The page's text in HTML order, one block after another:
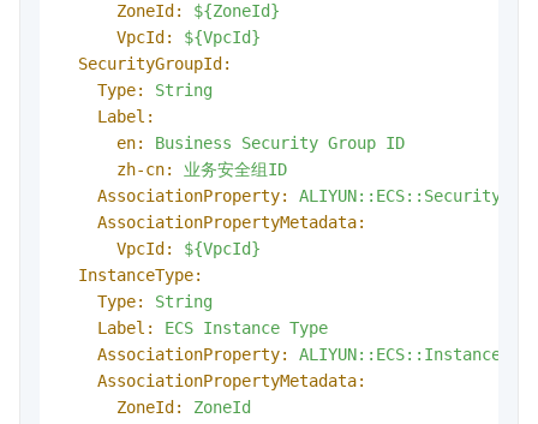
ZoneId:
${ZoneId}
VpcId:
${VpcId}
SecurityGroupId:
Type:
String
Label:
en:
Business Security Group ID
zh-cn:
业务安全组ID
AssociationProperty:
AssociationPropertyMetadata:
VpcId:
${VpcId}
InstanceType:
Type:
String
Label:
ECS Instance Type
AssociationProperty:
AssociationPropertyMetadata:
ZoneId:
ZoneId